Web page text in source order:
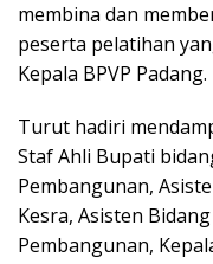
membina dan
peserta pelatihan
Kepala BPVP Padang.
Turut hadiri
Staf Ahli Bupati
Pembangunan,
Kesra, Asisten
Pembangunan,